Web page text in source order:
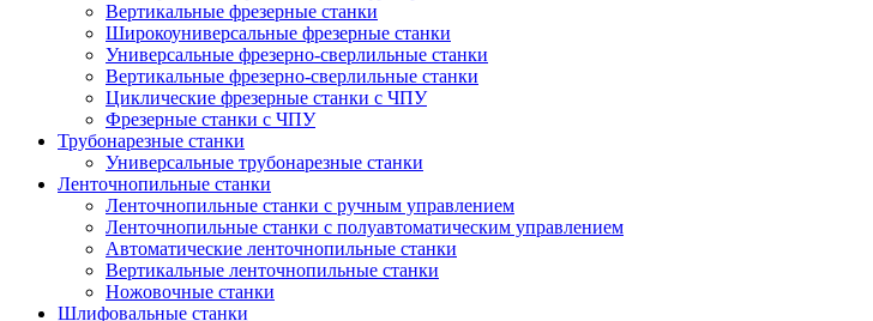
Вертикальные фрезерные станки
Широкоуниверсальные фрезерные станки
Универсальные фрезерно-сверлильные станки
Вертикальные фрезерно-сверлильные станки
Циклические фрезерные станки с ЧПУ
Фрезерные станки с ЧПУ
Трубонарезные станки
Универсальные трубонарезные станки
Ленточнопильные станки
Ленточнопильные станки с ручным управлением
Ленточнопильные станки с полуавтоматическим управлением
Автоматические ленточнопильные станки
Вертикальные ленточнопильные станки
Ножовочные станки
Шлифовальные станки